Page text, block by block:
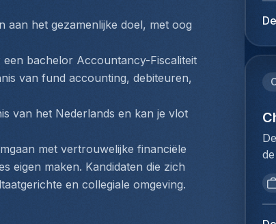
aan het gezamenlijke doel, met oog
bachelor Accountancy-Fiscaliteit
van fund accounting, debiteuren,
van het Nederlands en kan je vlot
met vertrouwelijke financiële
eigen maken. Kandidaten die zich
en collegiale omgeving.
in
la